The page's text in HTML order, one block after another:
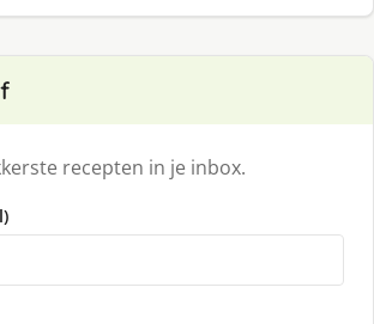
recepten in je inbox.